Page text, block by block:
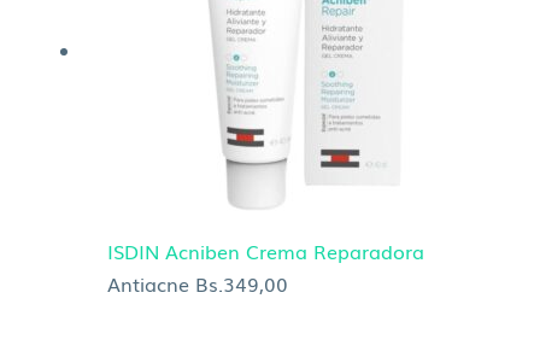
ISDIN Acniben Crema Reparadora
Antiacne Bs.349,00